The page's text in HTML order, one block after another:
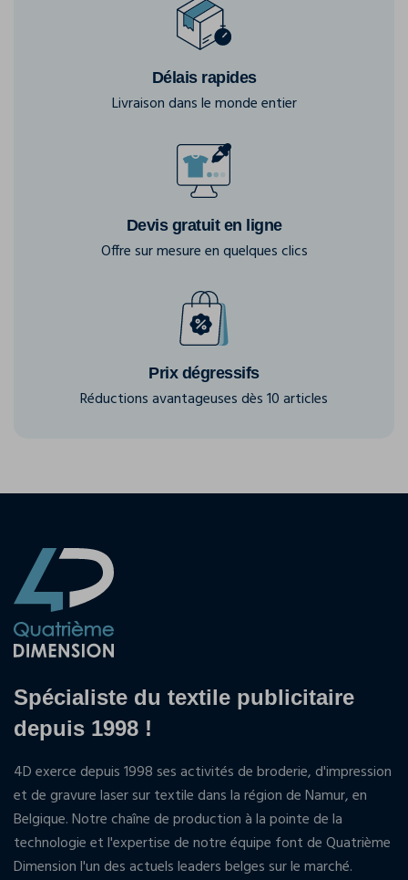
Délais rapides
Livraison dans le monde entier
Devis gratuit en ligne
Offre sur mesure en quelques clics
Prix dégressifs
Réductions avantageuses dès 10 articles
Spécialiste du textile publicitaire
depuis 1998 !
4D exerce depuis 1998 ses activités de broderie, d'impression
et de gravure laser sur textile dans la région de Namur, en
Belgique. Notre chaîne de production à la pointe de la
technologie et l'expertise de notre équipe font de Quatrième
Dimension l'un des actuels leaders belges sur le marché.